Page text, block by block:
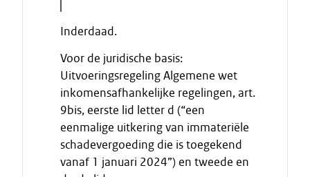
i
e
c
i
t
a
a
Inderdaad.
Voor de juridische basis:
Uitvoeringsregeling Algemene wet
inkomensafhankelijke regelingen, art.
9bis, eerste lid letter d (“een
eenmalige uitkering van immateriële
schadevergoeding die is toegekend
vanaf 1 januari 2024”) en tweede en